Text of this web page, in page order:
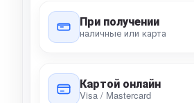
При получении
наличные или карта
Картой онлайн
Visa / Mastercard